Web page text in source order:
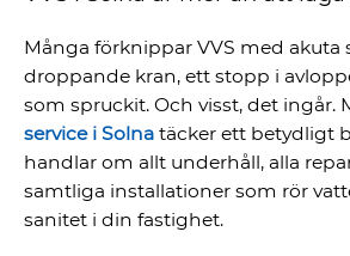
Många förknippar VVS med akuta
droppande kran, ett stopp i
som spruckit. Och visst, det ingår.
service i Solna täcker ett betydligt
handlar om allt underhåll, alla
samtliga installationer som rör
sanitet i din fastighet.